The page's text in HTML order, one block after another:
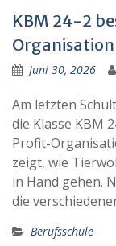
KBM 24-2
Organisation
Juni 30, 2026
Am letzten
die Klasse KBM
Profit-
zeigt, wie
in Hand gehen.
die
Berufsschule